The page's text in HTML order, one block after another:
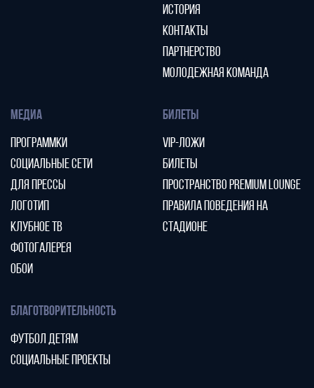
ИСТОРИЯ
КОНТАКТЫ
ПАРТНЕРСТВО
МОЛОДЕЖНАЯ КОМАНДА
МЕДИА
ПРОГРАММКИ
СОЦИАЛЬНЫЕ СЕТИ
ДЛЯ ПРЕССЫ
ЛОГОТИП
КЛУБНОЕ ТВ
ФОТОГАЛЕРЕЯ
ОБОИ
БИЛЕТЫ
VIP-ЛОЖИ
БИЛЕТЫ
ПРОСТРАНСТВО PREMIUM LOUNGE
ПРАВИЛА ПОВЕДЕНИЯ НА
СТАДИОНЕ
БЛАГОТВОРИТЕЛЬНОСТЬ
ФУТБОЛ ДЕТЯМ
СОЦИАЛЬНЫЕ ПРОЕКТЫ